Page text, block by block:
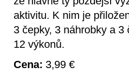
aktivitu. K nim je
3 čepky, 3 náhrobky a
12 výkonů.
Cena: 3,99 €